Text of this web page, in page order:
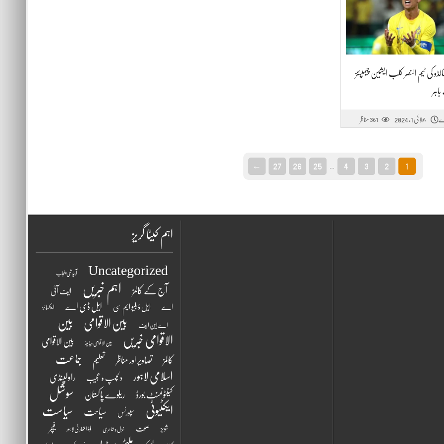
کی ٹیم النصر کلب ایشین چیمپئنز
جولائی 1, 2024 361 مناظر
1
2
3
4
25
26
27
←
اہم کیٹا گریز
Uncategorized آبپاشی پنجاب
آج کے کالمز اہم خبریں ایف آئی
اے ایل ڈبلیو ایم سی ایل ڈی اے ایکسائز
اے این ایف بین الاقوامی
بین
الاقوامی خبریں
بین الاقوامی ویڈیوز بین الاقوامی
کالمز تصاویر اور مناظر تعلیم
جماعت
اسلامی لاہور
دلچسپ و عجیب راولپنڈی
کینٹونمنٹ بورڈ ریلوے پاکستان
سوشل
ایکٹیوٹی
سپورٹس سیاحت سیاست
شوبز صحت غزل و شاعری فوڈ اتھارٹی لاہور فیچر